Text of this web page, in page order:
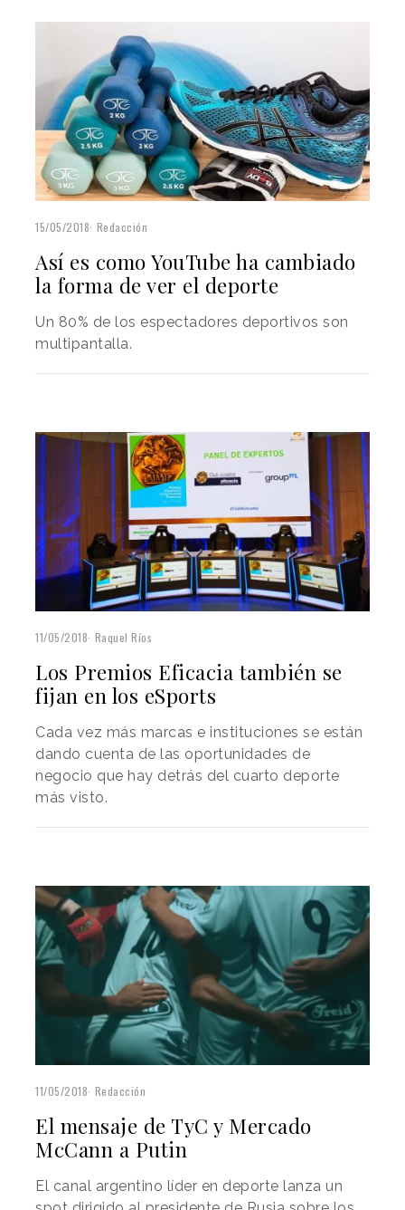
15/05/2018 Redacción
Así es como YouTube ha cambiado
la forma de ver el deporte
Un 80% de los espectadores deportivos son
multipantalla.
11/05/2018 Raquel Ríos
Los Premios Eficacia también se
fijan en los eSports
Cada vez más marcas e instituciones se están
dando cuenta de las oportunidades de
negocio que hay detrás del cuarto deporte
más visto.
11/05/2018 Redacción
El mensaje de TyC y Mercado
McCann a Putin
El canal argentino líder en deporte lanza un